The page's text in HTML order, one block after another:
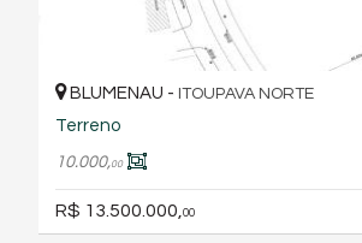
BLUMENAU - ITOUPAVA NORTE
Terreno
10.000,00
R$ 13.500.000, 00